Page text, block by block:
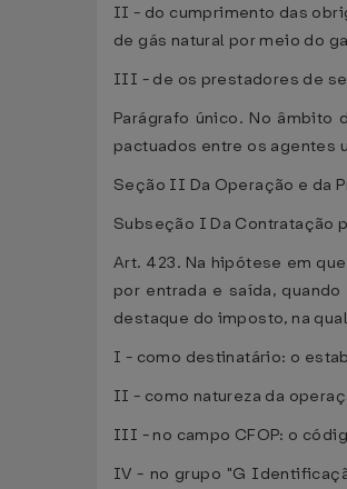
II - do cumprimento das
de gás natural por meio do
III - de os prestadores de
Parágrafo único. No
pactuados entre os agentes
Seção II Da Operação e da
Subseção I Da Contratação
Art. 423. Na hipótese em
por entrada e saída,
destaque do imposto, na
I - como destinatário: o
II - como natureza da
III - no campo CFOP: o
IV - no grupo "G